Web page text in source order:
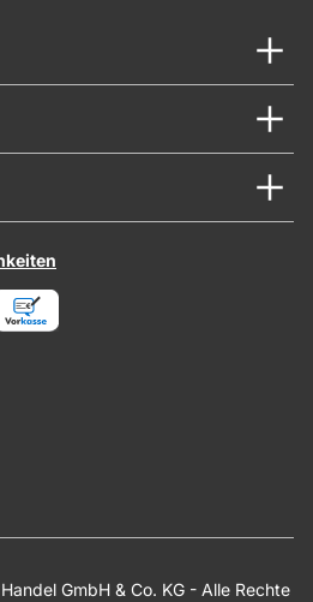
GmbH & Co. KG - Alle Rechte